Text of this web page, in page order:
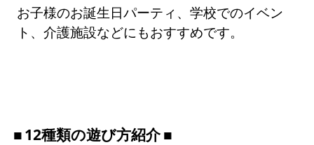
お子様のお誕生日パーティ、学校でのイベン
ト、介護施設などにもおすすめです。
12種類の遊び方紹介